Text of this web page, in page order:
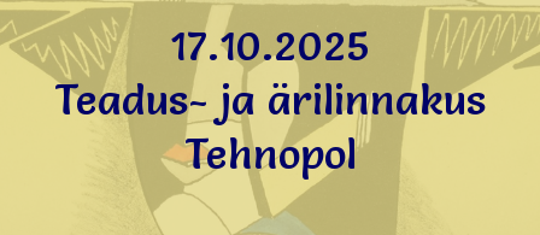
17.10.2025
Teadus- ja ärilinnakus
Tehnopol